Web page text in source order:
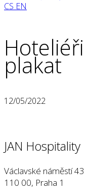
CS EN
plakat
12/05/2022
JAN Hospitality
Václavské náměstí 43
110 00, Praha 1